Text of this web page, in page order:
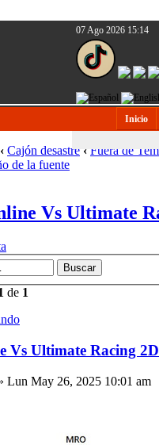
07 Ago 2026 15:14
Inicio
‹ Cajón desastre ‹ Fuera de
de la fuente
Vs Ultimate
de 1
Vs Ultimate Racing
Lun May 26, 2025 10:01 am